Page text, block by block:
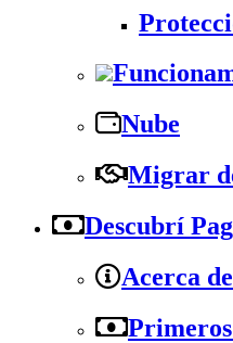
Nube
Migrar
Descubrí
Acerca
Primeros